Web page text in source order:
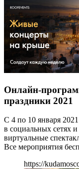
Онлайн-
праздники 2021
С 4 по 10 января
в социальных сетях
виртуальные
Все мероприятия
https://